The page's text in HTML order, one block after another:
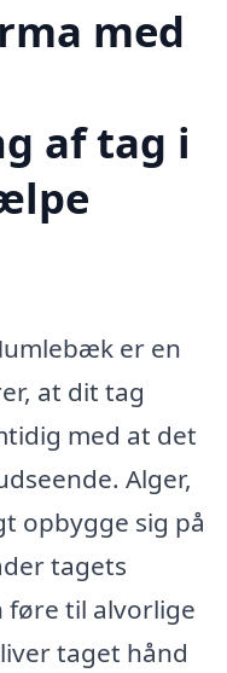
med
af tag i
er en
at dit tag
med at det
Alger,
opbygge sig på
tagets
føre til alvorlige
taget hånd